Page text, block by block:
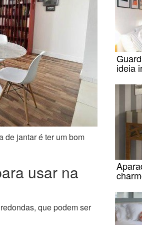
de jantar é ter um bom
usar na
que podem ser
ideia